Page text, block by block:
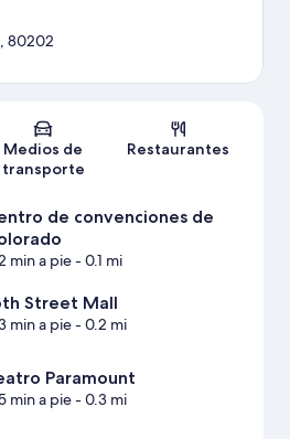
Sección del mapa
80202
Medios de
transporte
Restaurantes
de convenciones de
min a pie- 0.1 mi
Street Mall
min a pie- 0.2 mi
Paramount
min a pie- 0.3 mi